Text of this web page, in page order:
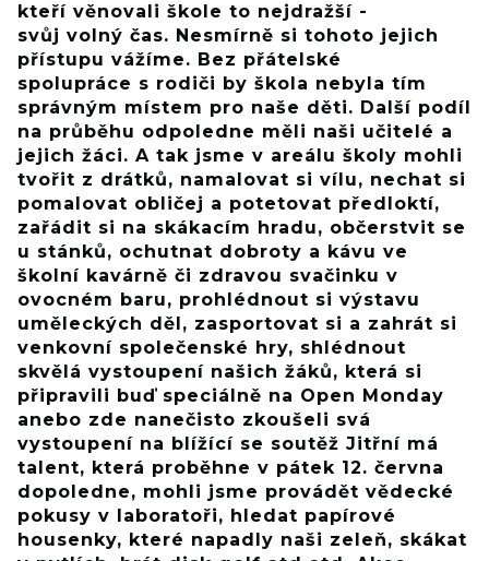
kteří věnovali škole to nejdražší -
svůj volný čas. Nesmírně si tohoto jejich
přístupu vážíme. Bez přátelské
spolupráce s rodiči by škola nebyla tím
správným místem pro naše děti. Další podíl
na průběhu odpoledne měli naši učitelé a
jejich žáci. A tak jsme v areálu školy mohli
tvořit z drátků, namalovat si vílu, nechat si
pomalovat obličej a potetovat předloktí,
zařádit si na skákacím hradu, občerstvit se
u stánků, ochutnat dobroty a kávu ve
školní kavárně či zdravou svačinku v
ovocném baru, prohlédnout si výstavu
uměleckých děl, zasportovat si a zahrát si
venkovní společenské hry, shlédnout
skvělá vystoupení našich žáků, která si
připravili buď speciálně na Open Monday
anebo zde nanečisto zkoušeli svá
vystoupení na blížící se soutěž Jitřní má
talent, která proběhne v pátek 12. června
dopoledne, mohli jsme provádět vědecké
pokusy v laboratoři, hledat papírové
housenky, které napadly naši zeleň, skákat